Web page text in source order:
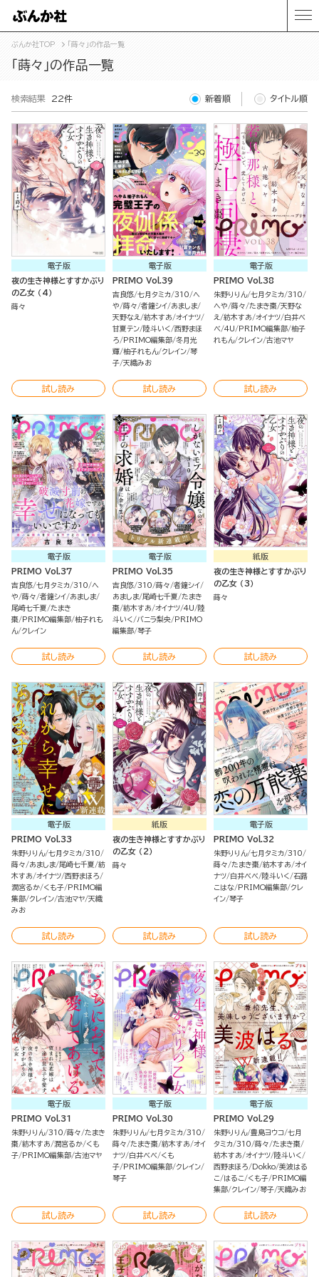
ぶんか社TOP 「蒔々」の作品一覧
「蒔々」の作品一覧
検索結果 22件 新着順 タイトル順
電子版
夜の生き神様とすすかぶり
の乙女 （4）
蒔々
試し読み
電子版
PRIMO Vol.39
吉良悠 七月タミカ 310 へ
や 蒔々 者鐘シイ あましま
天野なえ
紡木すあ オイナツ
甘夏テン 陸斗いく 西野まほ
ろ
PRIMO編集部 冬月光
輝 柚子れもん クレイン 琴
子 天織みお
試し読み
電子版
PRIMO Vol.38
朱野りりん 七月タミカ 310
へや 蒔々 たまき棗 天野な
え
紡木すあ オイナツ 白井べ
べ 4U PRIMO編集部 柚子
れもん クレイン 古池マヤ
試し読み
電子版
PRIMO Vol.37
吉良悠 七月タミカ 310 へ
や 蒔々 者鐘シイ あましま
尾崎七千夏 たまき
棗
PRIMO編集部 柚子れも
ん クレイン
試し読み
電子版
PRIMO Vol.35
吉良悠 310 蒔々 者鐘シイ
あましま 尾崎七千夏 たまき
棗 紡木すあ オイナツ 4U
陸
斗いく
バニラ梨央
PRIMO
編集部 琴子
試し読み
紙版
夜の生き神様とすすかぶり
の乙女 （3）
蒔々
試し読み
電子版
PRIMO Vol.33
朱野りりん 七月タミカ 310
蒔々
あましま 尾崎七千夏 紡
木すあ オイナツ 西野まほろ
潤宮るか くも子
PRIMO編
集部 クレイン 古池マヤ 天織
みお
試し読み
紙版
夜の生き神様とすすかぶり
の乙女 （2）
蒔々
試し読み
電子版
PRIMO Vol.32
朱野りりん 七月タミカ 310
蒔々 たまき棗 紡木すあ オイ
ナツ 白井べべ 陸斗いく 石蕗
こはな
PRIMO編集部 クレ
イン 琴子
試し読み
電子版
PRIMO Vol.31
朱野りりん 310 蒔々 たまき
棗 紡木すあ 潤宮るか くも
子
PRIMO編集部 古池マヤ
試し読み
電子版
PRIMO Vol.30
朱野りりん 七月タミカ 310
蒔々 たまき棗 紡木すあ オイ
ナツ 白井べべ
くも
子
PRIMO編集部 クレイン
琴子
試し読み
電子版
PRIMO Vol.29
朱野りりん 豊島ヨウコ 七月
タミカ 310 蒔々 たまき棗
紡木すあ オイナツ 陸斗いく
西野まほろ
Dokko 美波はる
こ
はるこ くも子
PRIMO編
集部 クレイン 琴子 天織みお
試し読み